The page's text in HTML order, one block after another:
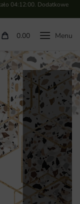
04:11:59. Dodatkowe
0.00